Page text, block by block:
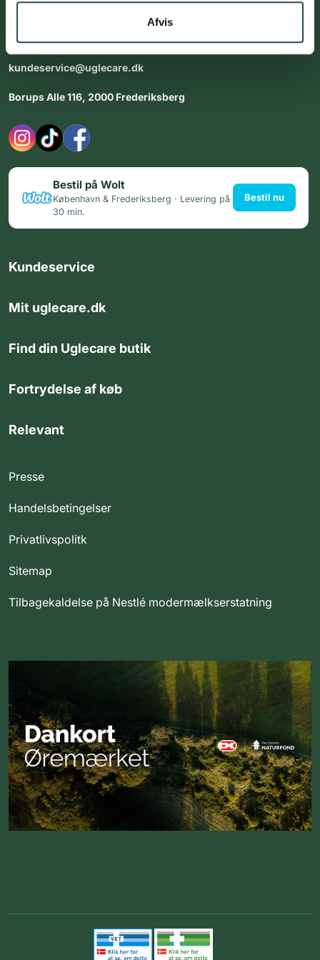
Afvis
Åbningstider i butikken:
kundeservice@uglecare.dk
Borups Alle 116, 2000 Frederiksberg
Bestil på Wolt
København & Frederiksberg · Levering på
30 min.
Bestil nu
Kundeservice
Mit uglecare.dk
Find din Uglecare butik
Fortrydelse af køb
Relevant
Presse
Handelsbetingelser
Privatlivspolitk
Sitemap
Tilbagekaldelse på Nestlé modermælkserstatning